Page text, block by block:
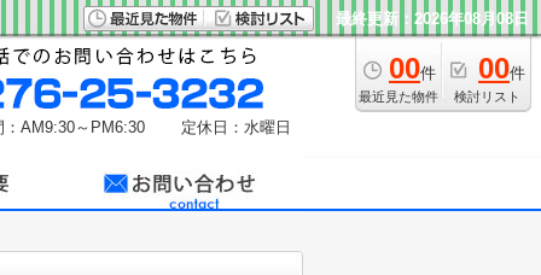
最終更新：2026年08月08日
00件
最近見た物件
00件
検討リスト
：AM9:30～PM6:30 定休日：水曜日